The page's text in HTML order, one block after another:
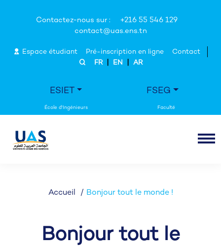
Contactez-nous sur :
+216 55 546 129
contact@uas.ens.tn
Espace étudiant Pré-inscription en ligne
Contact
FR
EN AR
ESIET FSEG
Accueil Bonjour tout le monde !
Bonjour tout le